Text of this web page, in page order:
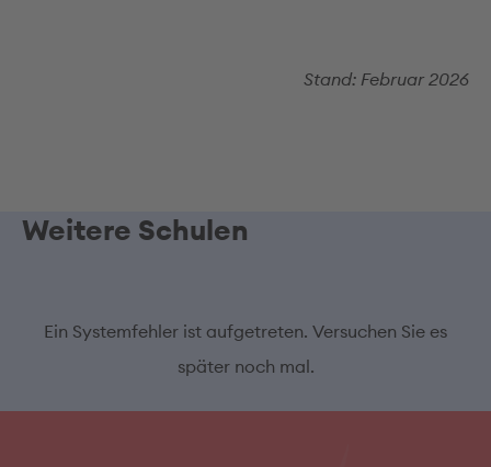
Stand: Februar 2026
Weitere Schulen
Ein Systemfehler ist aufgetreten. Versuchen Sie es
später noch mal.